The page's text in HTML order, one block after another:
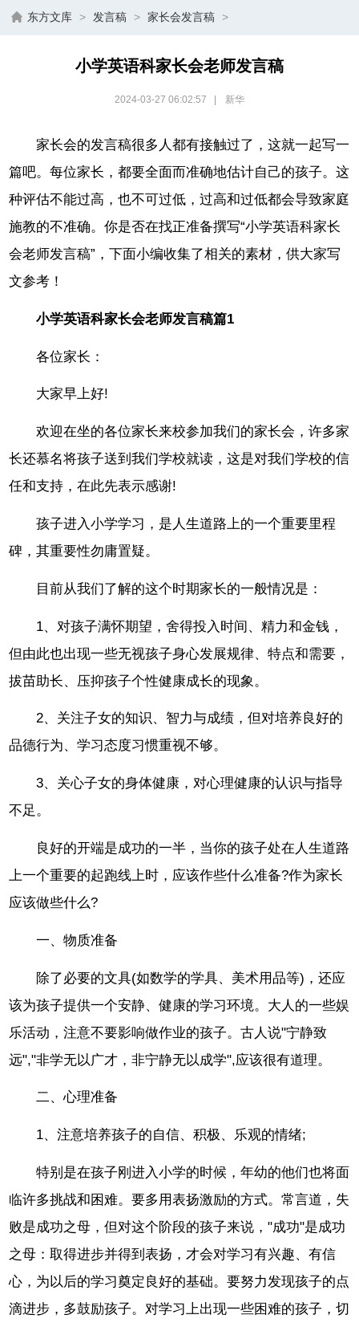
东方文库 > 发言稿 > 家长会发言稿 >
小学英语科家长会老师发言稿
2024-03-27 06:02:57 新华
家长会的发言稿很多人都有接触过了，这就一起写一
篇吧。每位家长，都要全面而准确地估计自己的孩子。这
种评估不能过高，也不可过低，过高和过低都会导致家庭
施教的不准确。你是否在找正准备撰写“小学英语科家长
会老师发言稿”，下面小编收集了相关的素材，供大家写
文参考！
小学英语科家长会老师发言稿篇1
各位家长：
大家早上好!
欢迎在坐的各位家长来校参加我们的家长会，许多家
长还慕名将孩子送到我们学校就读，这是对我们学校的信
任和支持，在此先表示感谢!
孩子进入小学学习，是人生道路上的一个重要里程
碑，其重要性勿庸置疑。
目前从我们了解的这个时期家长的一般情况是：
1、对孩子满怀期望，舍得投入时间、精力和金钱，
但由此也出现一些无视孩子身心发展规律、特点和需要，
拔苗助长、压抑孩子个性健康成长的现象。
2、关注子女的知识、智力与成绩，但对培养良好的
品德行为、学习态度习惯重视不够。
3、关心子女的身体健康，对心理健康的认识与指导
不足。
良好的开端是成功的一半，当你的孩子处在人生道路
上一个重要的起跑线上时，应该作些什么准备?作为家长
应该做些什么?
一、物质准备
除了必要的文具(如数学的学具、美术用品等)，还应
该为孩子提供一个安静、健康的学习环境。大人的一些娱
乐活动，注意不要影响做作业的孩子。古人说"宁静致
远","非学无以广才，非宁静无以成学",应该很有道理。
二、心理准备
1、注意培养孩子的自信、积极、乐观的情绪;
特别是在孩子刚进入小学的时候，年幼的他们也将面
临许多挑战和困难。要多用表扬激励的方式。常言道，失
败是成功之母，但对这个阶段的孩子来说，"成功"是成功
之母：取得进步并得到表扬，才会对学习有兴趣、有信
心，为以后的学习奠定良好的基础。要努力发现孩子的点
滴进步，多鼓励孩子。对学习上出现一些困难的孩子，切